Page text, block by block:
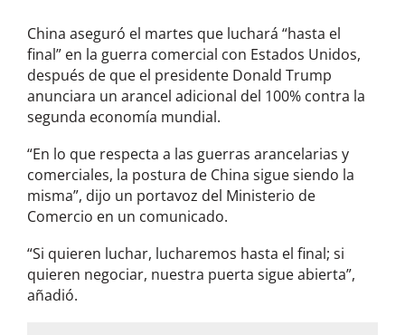
China aseguró el martes que luchará “hasta el
final” en la guerra comercial con Estados Unidos,
después de que el presidente Donald Trump
anunciara un arancel adicional del 100% contra la
segunda economía mundial.
“En lo que respecta a las guerras arancelarias y
comerciales, la postura de China sigue siendo la
misma”, dijo un portavoz del Ministerio de
Comercio en un comunicado.
“Si quieren luchar, lucharemos hasta el final; si
quieren negociar, nuestra puerta sigue abierta”,
añadió.